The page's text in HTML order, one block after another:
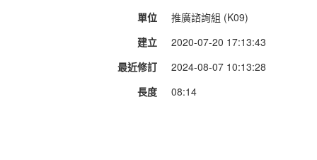
單位
推廣諮詢組 (K09)
建立
2020-07-20 17:13:43
最近修訂
2024-08-07 10:13:28
長度
08:14